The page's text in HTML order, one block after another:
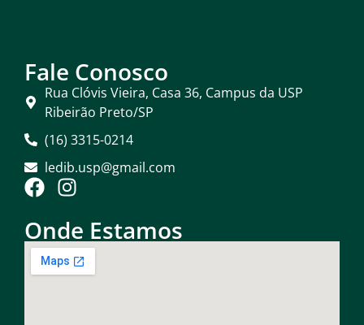
Fale Conosco
Rua Clóvis Vieira, Casa 36, Campus da USP
Ribeirão Preto/SP
(16) 3315-0214
ledib.usp@gmail.com
Onde Estamos